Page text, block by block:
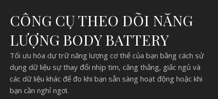
CÔNG CỤ THEO DÕI NĂNG
LƯỢNG BODY BATTERY
Tối ưu hóa dự trữ năng lượng cơ thể của bạn bằng cách sử
dụng dữ liệu sự thay đổi nhịp tim, căng thẳng, giấc ngủ và
các dữ liệu khác để đo khi bạn sẵn sàng hoạt động hoặc khi
bạn cần nghỉ ngơi.